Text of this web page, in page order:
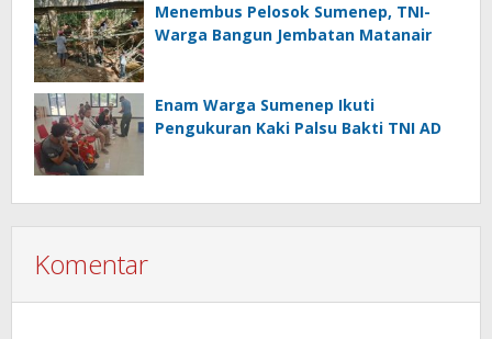
Menembus Pelosok Sumenep, TNI-
Warga Bangun Jembatan Matanair
Enam Warga Sumenep Ikuti
Pengukuran Kaki Palsu Bakti TNI AD
Komentar